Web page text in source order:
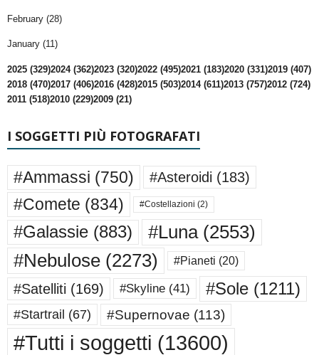
February (28)
January (11)
2025 (329)2024 (362)2023 (320)2022 (495)2021 (183)2020 (331)2019 (407)
2018 (470)2017 (406)2016 (428)2015 (503)2014 (611)2013 (757)2012 (724)
2011 (518)2010 (229)2009 (21)
I SOGGETTI PIÙ FOTOGRAFATI
#Ammassi (750) #Asteroidi (183)
#Comete (834) #Costellazioni (2)
#Galassie (883) #Luna(2553)
#Nebulose (2273) #Pianeti (20)
#Satelliti (169) #Skyline (41) #Sole (1211)
#Startrail (67) #Supernovae (113)
#Tutti i soggetti (13600)